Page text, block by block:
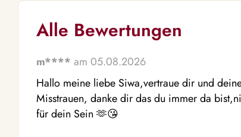
Alle Bewertungen
m**** am 05.08.2026
Hallo meine liebe Siwa,vertraue dir und
Misstrauen, danke dir das du immer da
für dein Sein 🫶😘